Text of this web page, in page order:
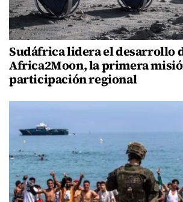
Sudáfrica lidera el desarrollo
Africa2Moon, la primera
participación regional